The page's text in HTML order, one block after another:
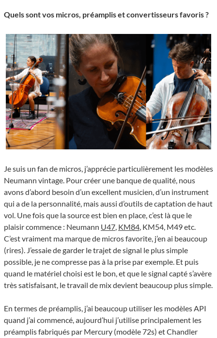
Quels sont vos micros, préamplis et convertisseurs favoris ?
Je suis un fan de micros, j’apprécie particulièrement les modèles
Neumann vintage. Pour créer une banque de qualité, nous
avons d’abord besoin d’un excellent musicien, d’un instrument
qui a de la personnalité, mais aussi d’outils de captation de haut
vol. Une fois que la source est bien en place, c’est là que le
plaisir commence : Neumann U47, KM84, KM54, M49 etc.
C’est vraiment ma marque de micros favorite, j’en ai beaucoup
(rires). J’essaie de garder le trajet de signal le plus simple
possible, je ne compresse pas à la prise par exemple. Et puis
quand le matériel choisi est le bon, et que le signal capté s’avère
très satisfaisant, le travail de mix devient beaucoup plus simple.
En termes de préamplis, j’ai beaucoup utiliser les modèles API
quand j’ai commencé, aujourd’hui j’utilise principalement les
préamplis fabriqués par Mercury (modèle 72s) et Chandler